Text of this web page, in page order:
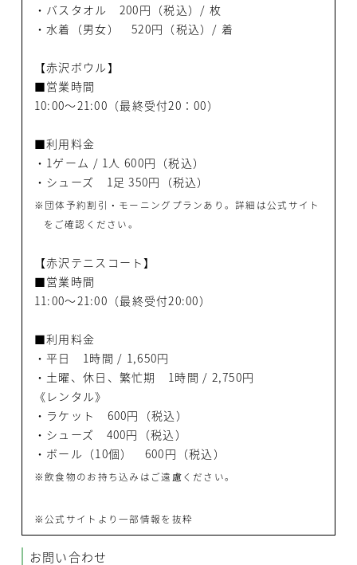
・バスタオル 200円（税込）/ 枚
・水着（男女） 520円（税込）/ 着
【赤沢ボウル】
■営業時間
10:00〜21:00（最終受付20：00）
■利用料金
・1ゲーム / 1人 600円（税込）
・シューズ 1足 350円（税込）
※団体予約割引・モーニングプランあり。詳細は公式サイト
をご確認ください。
【赤沢テニスコート】
■営業時間
11:00〜21:00（最終受付20:00）
■利用料金
・平日 1時間 / 1,650円
・土曜、休日、繁忙期 1時間 / 2,750円
《レンタル》
・ラケット 600円（税込）
・シューズ 400円（税込）
・ボール（10個） 600円（税込）
※飲食物のお持ち込みはご遠慮ください。
※公式サイトより一部情報を抜粋
お問い合わせ